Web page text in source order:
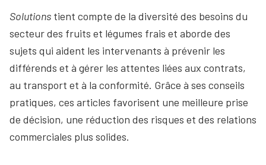
Solutions tient compte de la diversité des besoins du
secteur des fruits et légumes frais et aborde des
sujets qui aident les intervenants à prévenir les
différends et à gérer les attentes liées aux contrats,
au transport et à la conformité. Grâce à ses conseils
pratiques, ces articles favorisent une meilleure prise
de décision, une réduction des risques et des relations
commerciales plus solides.